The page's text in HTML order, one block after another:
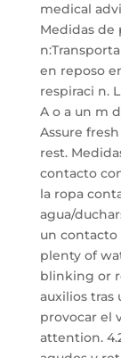
medical
Medidas de
en reposo
respiraci n.
A o a un m
Assure
rest.
contacto
la ropa
agua/
un contacto
plenty of
blinking or
auxilios tras
provocar el
attention.